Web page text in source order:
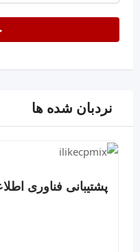
نردبان شده ها
پشتیبانی فناوری